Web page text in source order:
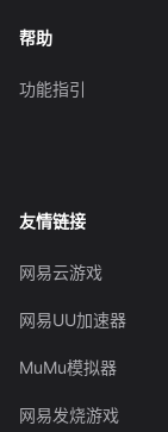
帮助
功能指引
友情链接
网易云游戏
网易UU加速器
MuMu模拟器
网易发烧游戏